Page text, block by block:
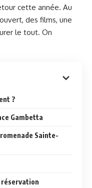
cette année. Au
des films, une
le tout. On
?
Gambetta
Sainte-
réservation